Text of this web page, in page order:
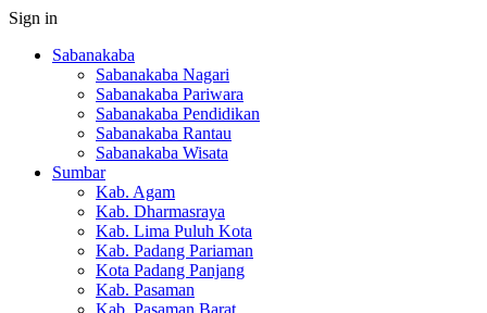
Sign in
Sabanakaba
Sabanakaba Nagari
Sabanakaba Pariwara
Sabanakaba Pendidikan
Sabanakaba Rantau
Sabanakaba Wisata
Sumbar
Kab. Agam
Kab. Dharmasraya
Kab. Lima Puluh Kota
Kab. Padang Pariaman
Kota Padang Panjang
Kab. Pasaman
Kab. Pasaman Barat